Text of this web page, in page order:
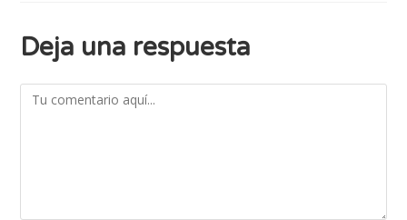
Deja una respuesta